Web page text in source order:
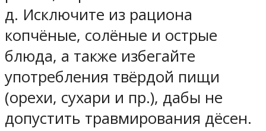
д. Исключите из рациона
копчёные, солёные и острые
блюда, а также избегайте
употребления твёрдой пищи
(орехи, сухари и пр.), дабы не
допустить травмирования дёсен.